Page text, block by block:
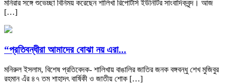
মনিরার সঙ্গে শুভেচ্ছা বিনিময় করেছেন শালিখা রিপোর্টার্স ইউনিটির সাংবাদিকবৃন্দ। আজ
[…]
“প্রতিবন্ধীরা আমাদের বোঝা নয় এরা...
মনিরুল ইসলাম, বিশেষ প্রতিবেদক- শালিখায় বাঙালির জাতির জনক বঙ্গবন্ধু শেখ মুজিবুর
রহমান এঁর ৪৭ তম শাহাদৎ বার্ষিকী ও জাতীয় শোক […]